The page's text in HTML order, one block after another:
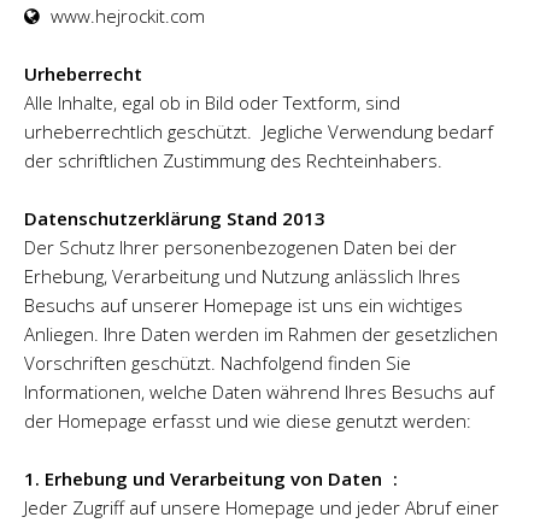
www.hejrockit.com
Urheberrecht
Alle Inhalte, egal ob in Bild oder Textform, sind
urheberrechtlich geschützt. Jegliche Verwendung bedarf
der schriftlichen Zustimmung des Rechteinhabers.
Datenschutzerklärung Stand 2013
Der Schutz Ihrer personenbezogenen Daten bei der
Erhebung, Verarbeitung und Nutzung anlässlich Ihres
Besuchs auf unserer Homepage ist uns ein wichtiges
Anliegen. Ihre Daten werden im Rahmen der gesetzlichen
Vorschriften geschützt. Nachfolgend finden Sie
Informationen, welche Daten während Ihres Besuchs auf
der Homepage erfasst und wie diese genutzt werden:
1. Erhebung und Verarbeitung von Daten :
Jeder Zugriff auf unsere Homepage und jeder Abruf einer